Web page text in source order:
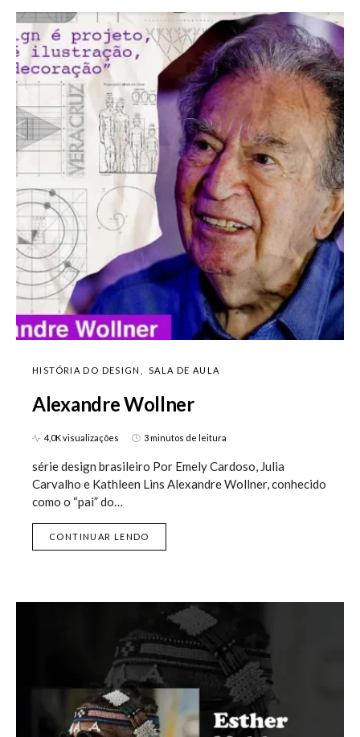
HISTÓRIA DO DESIGN SALA DE AULA
Alexandre Wollner
4,0K visualizações 3 minutos de leitura
série design brasileiro Por Emely Cardoso, Julia
Carvalho e Kathleen Lins Alexandre Wollner, conhecido
como o “pai” do…
CONTINUAR LENDO